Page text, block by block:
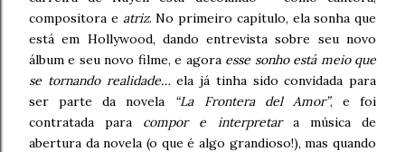
compositora e atriz. No primeiro capítulo, ela sonha que
está em Hollywood, dando entrevista sobre seu novo
álbum e seu novo filme, e agora esse sonho está meio que
se tornando realidade…ela já tinha sido convidada para
ser parte da novela “La Frontera del Amor”, e foi
contratada para compor e interpretara música de
abertura da novela (o que é algo grandioso!), mas quando